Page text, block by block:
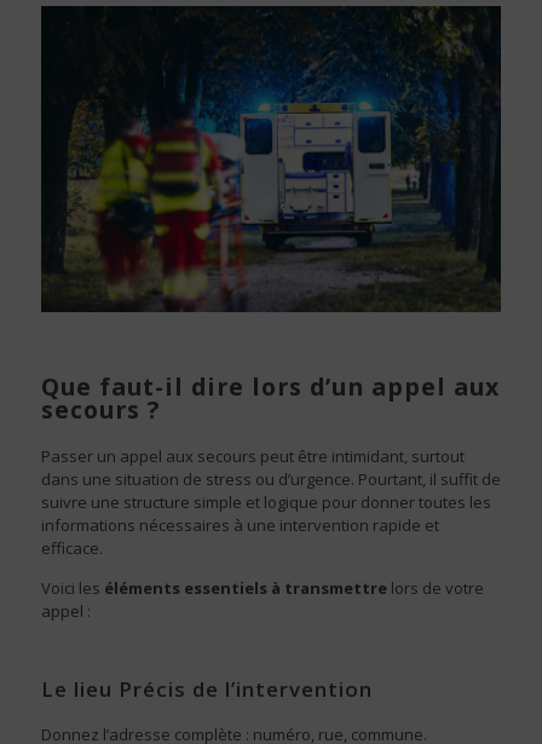
Que faut-il dire lors d’un appel aux
secours ?
Passer un appel aux secours peut être intimidant, surtout
dans une situation de stress ou d’urgence. Pourtant, il suffit de
suivre une structure simple et logique pour donner toutes les
informations nécessaires à une intervention rapide et
efficace.
Voici les éléments essentiels à transmettre lors de votre
appel :
Le lieu Précis de l’intervention
Donnez l’adresse complète : numéro, rue, commune.